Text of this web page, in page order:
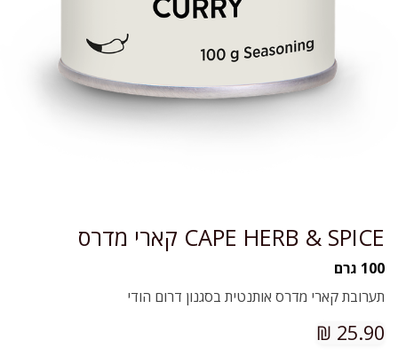
CAPE HERB & SPICE קארי מדרס
100 גרם
תערובת קארי מדרס אותנטית בסגנון דרום הודי
25.90
₪